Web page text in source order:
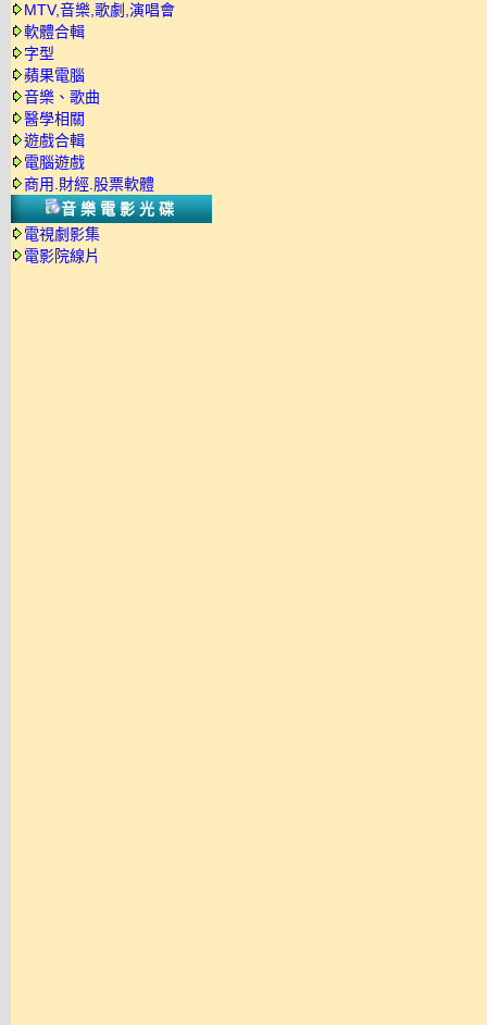
MTV,音樂,歌劇,演唱會
軟體合輯
字型
蘋果電腦
音樂、歌曲
醫學相關
遊戲合輯
電腦遊戲
商用.財經.股票軟體
音樂電影光碟
電視劇影集
電影院線片